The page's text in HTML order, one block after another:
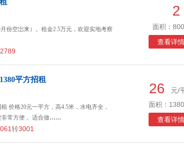
份空岀来）。租金2.5万元，欢迎实地考察
2
面积：
查看详情
平方招租
价格20元一平方，高4.5米，水电齐全，
常方便， 适合做……
转3001
26
元/
面积：
查看详情